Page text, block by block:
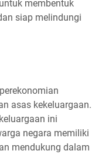
membentuk
siap melindungi
asas kekeluargaan.
ini
negara memiliki
mendukung dalam